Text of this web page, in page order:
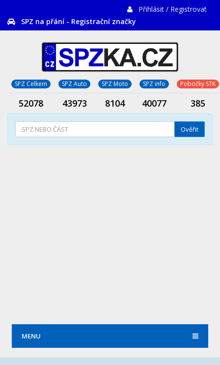
Přihlásit / Registrovat
SPZ na přání - Registrační značky
SPZ Celkem SPZ Auto SPZ Moto SPZ info Pobočky STK
52078 43973 8104 40077 385
Ověřit
MENU